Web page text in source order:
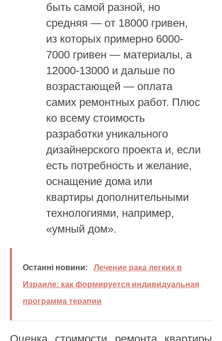
быть самой разной, но
средняя — от 18000 гривен,
из которых примерно 6000-
7000 гривен — материалы, а
12000-13000 и дальше по
возрастающей — оплата
самих ремонтных работ. Плюс
ко всему стоимость
разработки уникального
дизайнерского проекта и, если
есть потребность и желание,
оснащение дома или
квартиры дополнительными
технологиями, например,
«умный дом».
Останні новини:
Лечение рака легких в
Израиле: как формируется индивидуальная
программа терапии